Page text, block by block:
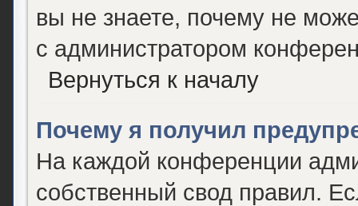
вы не знаете, почему не
с администратором
Вернуться к началу
Почему я получил
На каждой конференции
собственный свод правил.